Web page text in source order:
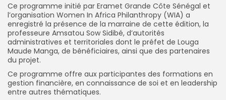
Ce programme initié par Eramet Grande Côte Sénégal et
l’organisation Women In Africa Philanthropy (WIA) a
enregistré la présence de la marraine de cette édition, la
professeure Amsatou Sow Sidibé, d’autorités
administratives et territoriales dont le préfet de Louga
Maude Manga, de bénéficiaires, ainsi que des partenaires
du projet.
Ce programme offre aux participantes des formations en
gestion financière, en connaissance de soi et en leadership
entre autres thématiques.